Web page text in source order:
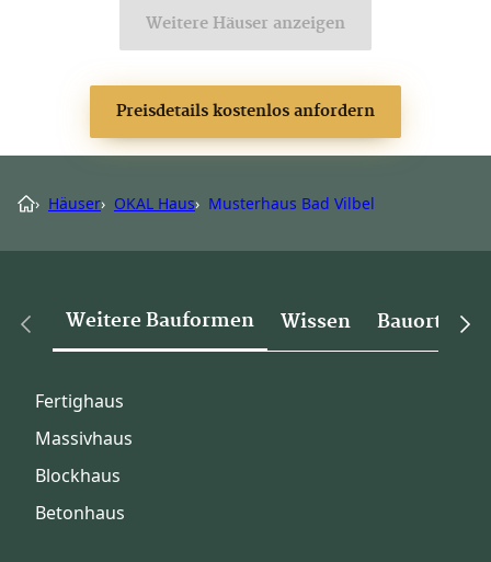
Weitere Häuser anzeigen
Preisdetails kostenlos anfordern
› Häuser› OKAL Haus› Musterhaus Bad Vilbel
Weitere Bauformen Wissen Bauorte
Fertighaus
Massivhaus
Blockhaus
Betonhaus